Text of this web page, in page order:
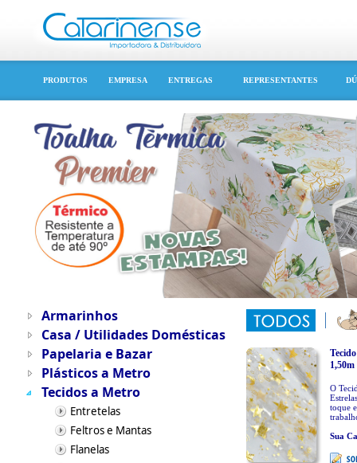
PRODUTOS EMPRESA ENTREGAS REPRESENTANTES
Armarinhos
Casa / Utilidades Domésticas
Papelaria e Bazar
Plásticos a Metro
Tecidos a Metro
Entretelas
Feltros e Mantas
Flanelas
O
toque
Sua